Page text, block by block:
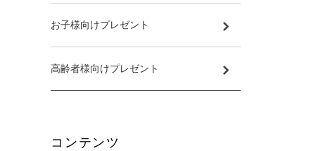
お子様向けプレゼント
高齢者様向けプレゼント
コンテンツ